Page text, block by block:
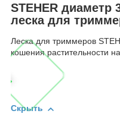
STEHER
леска для
Леска для триммеров
кошения растительности
Скрыть